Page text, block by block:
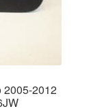
2005-2012